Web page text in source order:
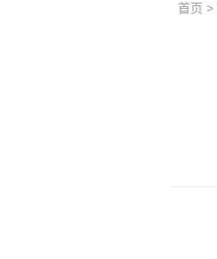
首页 >